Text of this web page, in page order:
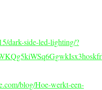
dark-side-led-lighting/?
blog/Hoe-werkt-een-